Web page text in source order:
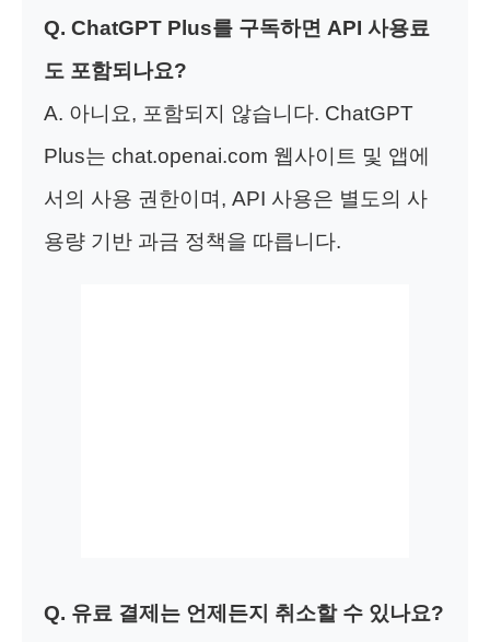
Q. ChatGPT Plus를 구독하면 API 사용료
도 포함되나요?
A. 아니요, 포함되지 않습니다. ChatGPT
Plus는 chat.openai.com 웹사이트 및 앱에
서의 사용 권한이며, API 사용은 별도의 사
용량 기반 과금 정책을 따릅니다.
Q. 유료 결제는 언제든지 취소할 수 있나요?